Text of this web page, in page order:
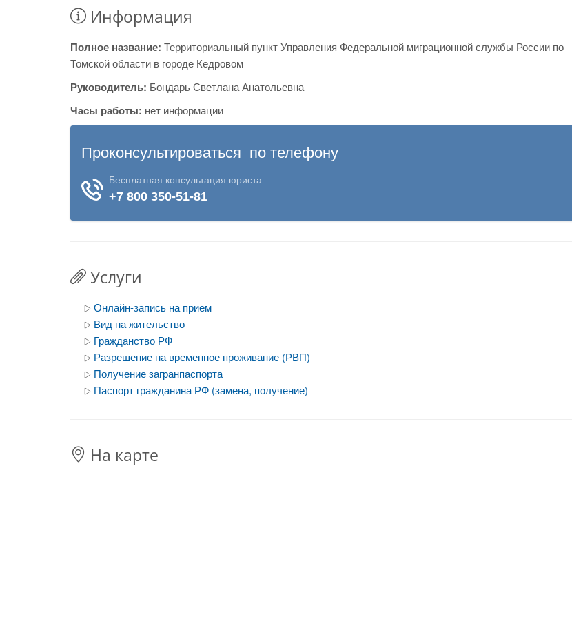
Информация
Полное название: Территориальный пункт Управления Федеральной миграционной службы России по
Томской области в городе Кедровом
Руководитель: Бондарь Светлана Анатольевна
Часы работы: нет информации
Услуги
Онлайн-запись на прием
Вид на жительство
Гражданство РФ
Разрешение на временное проживание (РВП)
Получение загранпаспорта
Паспорт гражданина РФ (замена, получение)
На карте